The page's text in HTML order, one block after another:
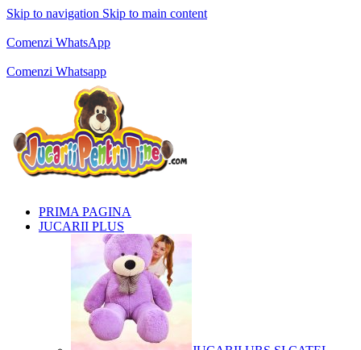
Skip to navigation Skip to main content
Comenzi WhatsApp
Comenzi Whatsapp
PRIMA PAGINA
JUCARII PLUS